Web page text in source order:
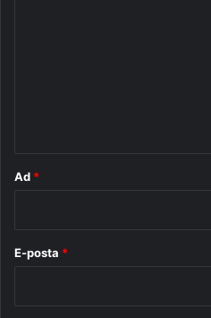
Ad *
E-posta *